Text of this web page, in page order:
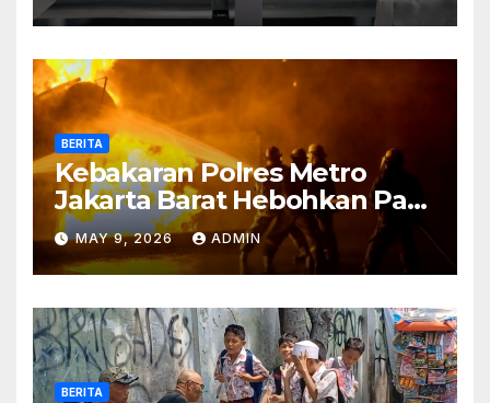
BERITA
Kebakaran Polres Metro
Jakarta Barat Hebohkan Pagi
Hari, Ini Fakta Terbarunya
MAY 9, 2026 ADMIN
BERITA